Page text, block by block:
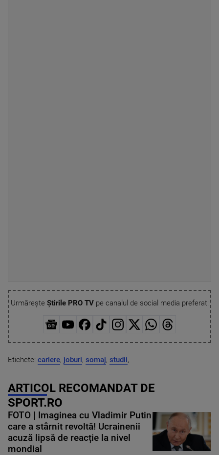
Urmărește Știrile PRO TVpe canalul de social media preferat:
Etichete: cariere, joburi, somaj, studii,
ARTICOL RECOMANDAT DE
SPORT.RO
FOTO | Imaginea cu Vladimir Putin
care a stârnit revoltă! Ucrainenii
acuză lipsă de reacție la nivel
mondial